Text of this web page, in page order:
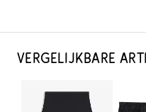
VERGELIJKBARE